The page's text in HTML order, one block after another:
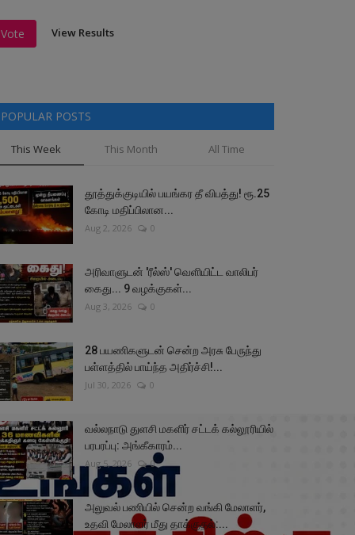
Vote View Results
POPULAR POSTS
This Week This Month All Time
தூத்துக்குடியில் பயங்கர தீ விபத்து! ரூ.25
கோடி மதிப்பிலான...
Aug 2, 2026 0
அரிவாளுடன் 'ரீல்ஸ்' வெளியிட்ட வாலிபர்
கைது... 9 வழக்குகள்...
Aug 3, 2026 0
28 பயணிகளுடன் சென்ற அரசு பேருந்து
பள்ளத்தில் பாய்ந்த அதிர்ச்சி!...
Jul 30, 2026 0
வல்லநாடு துளசி மகளிர் சட்டக் கல்லூரியில்
பரபரப்பு: அங்கீகாரம்...
Aug 5, 2026 0
அலுவல் பணியில் சென்ற வங்கி மேலாளர்,
உதவி மேலாளர் மீது தாக்குதல்:...